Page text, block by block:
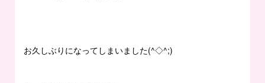
お久しぶりになってしまいました(^◇^;)